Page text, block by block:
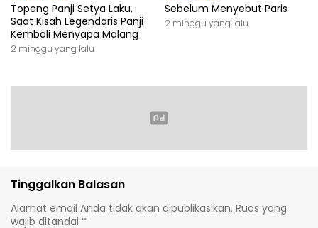
Topeng Panji Setya Laku,
Saat Kisah Legendaris Panji
Kembali Menyapa Malang
2 minggu yang lalu
Sebelum Menyebut Paris
2 minggu yang lalu
Tinggalkan Balasan
Alamat email Anda tidak akan dipublikasikan. Ruas yang
wajib ditandai *